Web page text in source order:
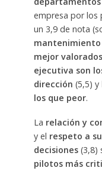
empresa por los
un 3,9 de nota
mantenimiento
mejor valorados
ejecutiva son
dirección (5,5) y
los que peor.
La relación y
y el respeto a
decisiones(3,8)
pilotos más